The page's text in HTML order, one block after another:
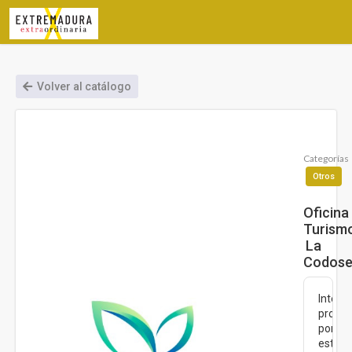
Volver al catálogo
Categorías
Otros
Oficina
La
Interés
por
estar